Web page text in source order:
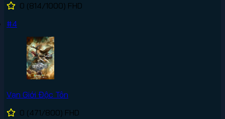
0 (814/1000) FHD
#4
Vạn Giới Độc Tôn
0 (471/800) FHD